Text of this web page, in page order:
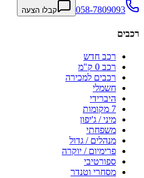
058-7809093 קבלו הצעה
רכבים
רכב חדש
רכב 0 ק"מ
רכבים למכירה
חשמלי
היברידי
7 מקומות
מיני / ג'יפון
משפחתי
מנהלים / גדול
פרימיום / יוקרה
ספורטיבי
מסחרי וטנדר